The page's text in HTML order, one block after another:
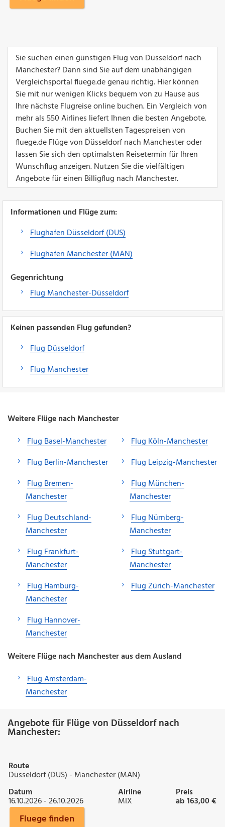
Sie suchen einen günstigen Flug von Düsseldorf nach
Manchester? Dann sind Sie auf dem unabhängigen
Vergleichsportal fluege.de genau richtig. Hier können
Sie mit nur wenigen Klicks bequem von zu Hause aus
Ihre nächste Flugreise online buchen. Ein Vergleich von
mehr als 550 Airlines liefert Ihnen die besten Angebote.
Buchen Sie mit den aktuellsten Tagespreisen von
fluege.de Flüge von Düsseldorf nach Manchester oder
lassen Sie sich den optimalsten Reisetermin für Ihren
Wunschflug anzeigen. Nutzen Sie die vielfältigen
Angebote für einen Billigflug nach Manchester.
Informationen und Flüge zum:
Flughafen Düsseldorf (DUS)
Flughafen Manchester (MAN)
Gegenrichtung
Flug Manchester-Düsseldorf
Keinen passenden Flug gefunden?
Flug Düsseldorf
Flug Manchester
Weitere Flüge nach Manchester
Flug Basel-Manchester
Flug Berlin-Manchester
Flug Bremen-
Manchester
Flug Deutschland-
Manchester
Flug Frankfurt-
Manchester
Flug Hamburg-
Manchester
Flug Hannover-
Manchester
Flug Köln-Manchester
Flug Leipzig-Manchester
Flug München-
Manchester
Flug Nürnberg-
Manchester
Flug Stuttgart-
Manchester
Flug Zürich-Manchester
Weitere Flüge nach Manchester aus dem Ausland
Flug Amsterdam-
Manchester
Angebote für Flüge von Düsseldorf nach
Manchester:
Route
Düsseldorf (DUS) - Manchester (MAN)
Datum
16.10.2026 - 26.10.2026
Airline
MIX
Preis
ab 163,00 €
Fluege finden